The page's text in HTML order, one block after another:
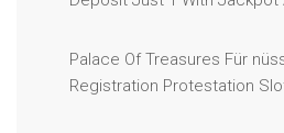
Palace Of Treasures Für
Registration Protestation